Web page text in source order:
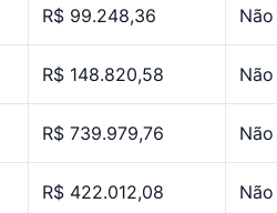
R$ 99.248,36 Não
R$ 148.820,58 Não
R$ 739.979,76 Não
R$ 422.012,08 Não